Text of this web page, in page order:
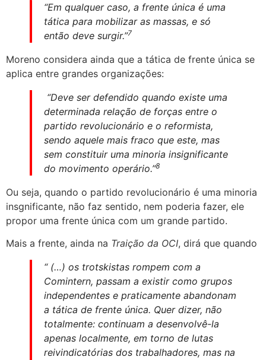
“Em qualquer caso, a frente única é uma
tática para mobilizar as massas, e só
então deve surgir.”7
Moreno considera ainda que a tática de frente única se
aplica entre grandes organizações:
“Deve ser defendido quando existe uma
determinada relação de forças entre o
partido revolucionário e o reformista,
sendo aquele mais fraco que este, mas
sem constituir uma minoria insignificante
do movimento operário.”8
Ou seja, quando o partido revolucionário é uma minoria
insgnificante, não faz sentido, nem poderia fazer, ele
propor uma frente única com um grande partido.
Mais a frente, ainda na Traição da OCI, dirá que quando
“ (…) os trotskistas rompem com a
Comintern, passam a existir como grupos
independentes e praticamente abandonam
a tática de frente única. Quer dizer, não
totalmente: continuam a desenvolvê-la
apenas localmente, em torno de lutas
reivindicatórias dos trabalhadores, mas na